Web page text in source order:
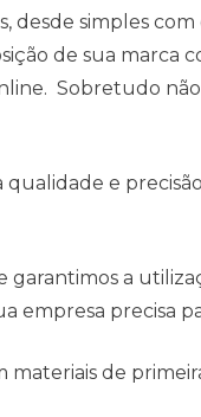
desde simples
de sua marca
Sobretudo
qualidade e
garantimos a
empresa precisa
materiais de